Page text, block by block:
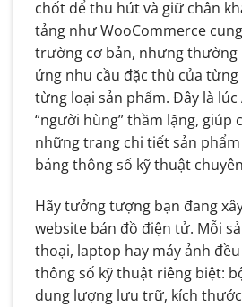
chốt để thu hút và giữ chân
tảng như WooCommerce
trường cơ bản, nhưng thường
ứng nhu cầu đặc thù của
từng loại sản phẩm. Đây là lúc
“người hùng” thầm lặng, giúp
những trang chi tiết sản
bảng thông số kỹ thuật
Hãy tưởng tượng bạn đang
website bán đồ điện tử. Mỗi
thoại, laptop hay máy ảnh
thông số kỹ thuật riêng biệt:
dung lượng lưu trữ, kích